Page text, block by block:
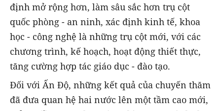
định mở rộng hơn, làm sâu sắc hơn trụ cột
quốc phòng - an ninh, xác định kinh tế, khoa
học - công nghệ là những trụ cột mới, với các
chương trình, kế hoạch, hoạt động thiết thực,
tăng cường hợp tác giáo dục - đào tạo.
Đối với Ấn Độ, những kết quả của chuyến thăm
đã đưa quan hệ hai nước lên một tầm cao mới,